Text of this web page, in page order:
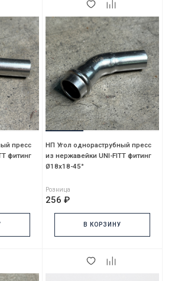
пресс
фитинг
НП Угол однораструбный пресс
из нержавейки UNI-FITT фитинг
Ø18х18-45°
Розница
256 ₽
В КОРЗИНУ